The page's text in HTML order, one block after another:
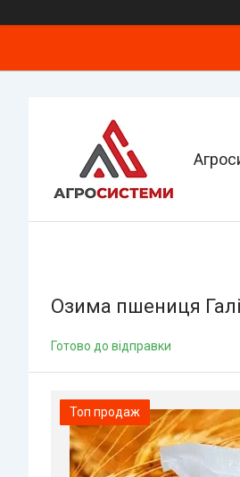
Озима пшениця
Готово до відправки
Топ продаж